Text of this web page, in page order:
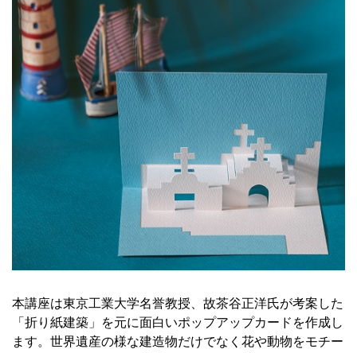
本講座は東京工業大学名誉教授、故茶谷正洋氏が考案した
「折り紙建築」を元に面白いポップアップカードを作成し
ます。世界遺産の様な建造物だけでなく花や動物をモチー